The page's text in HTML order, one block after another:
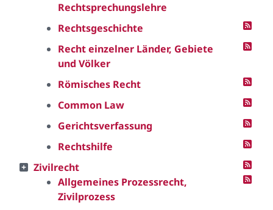
Rechtsprechungslehre
Rechtsgeschichte
Recht einzelner Länder, Gebiete
und Völker
Römisches Recht
Common Law
Gerichtsverfassung
Rechtshilfe
Zivilrecht
Allgemeines Prozessrecht,
Zivilprozess